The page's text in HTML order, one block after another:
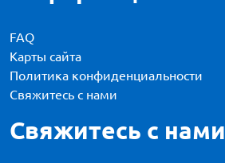
FAQ
Карты сайта
Политика конфиденциальности
Свяжитесь с нами
Свяжитесь с нами